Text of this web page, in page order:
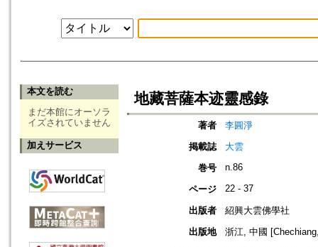
本文を読む
まだ本館にオーソラ
イズされていません
加えサービス
地藏菩薩本迹靈感錄
著者
李圓淨
掲載誌
大雲
巻号
n.86
ページ 22 - 37
出版者
紹興大雲佛學社
出版地
浙江, 中國